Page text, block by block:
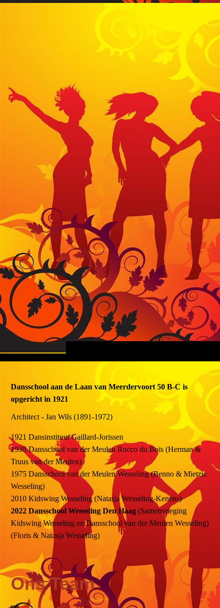
Dansschool aan de Laan van Meerdervoort 50 B-C is
opgericht in 1921
Architect - Jan Wils (1891-1972)
1921 Dansinstituut Gaillard-Jorissen
1938 Dansschool van der Meulen Rocco du Bois (Herman &
Truus van der Meulen)
1975 Dansschool van der Meulen Wesseling (Benno & Mietzie
Wesseling)
2010 Kidswing Wesseling (Natasja Wesseling-Kenens)
2022 Dansschool Wesseling Den Haag (Samenvoeging
Kidswing Wesseling en Dansschool van der Meulen Wesseling)
(Floris & Natasja Wesseling)
Ons Team